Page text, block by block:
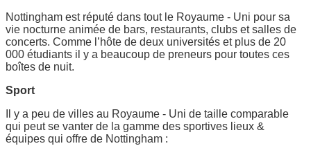
Nottingham est réputé dans tout le Royaume - Uni pour sa
vie nocturne animée de bars, restaurants, clubs et salles de
concerts. Comme l’hôte de deux universités et plus de 20
000 étudiants il y a beaucoup de preneurs pour toutes ces
boîtes de nuit.
Sport
Il y a peu de villes au Royaume - Uni de taille comparable
qui peut se vanter de la gamme des sportives lieux &
équipes qui offre de Nottingham :